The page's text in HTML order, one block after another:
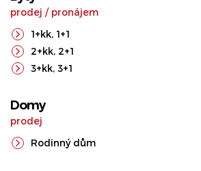
prodej / pronájem
1+kk, 1+1
2+kk, 2+1
3+kk, 3+1
Domy
prodej
Rodinný dům